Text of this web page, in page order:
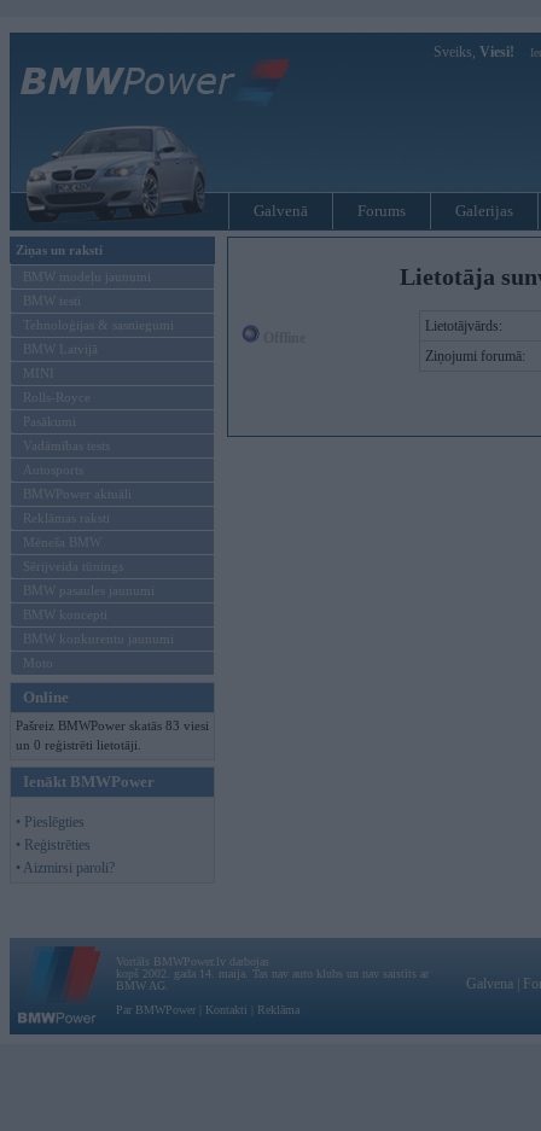
Sveiks, Viesi!
Galvenā Forums Galerijas
Ziņas un raksti
BMW modeļu jaunumi
BMW testi
Tehnoloģijas & sasniegumi
BMW Latvijā
MINI
Rolls-Royce
Pasākumi
Vadāmības tests
Autosports
BMWPower aktuāli
Reklāmas raksti
Mēneša BMW
Sērijveida tūnings
BMW pasaules jaunumi
BMW koncepti
BMW konkurentu jaunumi
Moto
Online
Pašreiz BMWPower skatās 83 viesi
un 0 reģistrēti lietotāji.
Ienākt BMWPower
• Pieslēgties
• Reģistrēties
• Aizmirsi paroli?
Lietotāja
Lietotājvārds:
Ziņojumi forumā:
Vortāls BMWPower.lv darbojas
kopš 2002. gada 14. maija. Tas nav auto klubs un nav saistīts ar
BMW AG.
Par BMWPower
Kontakti Reklāma
Galvena